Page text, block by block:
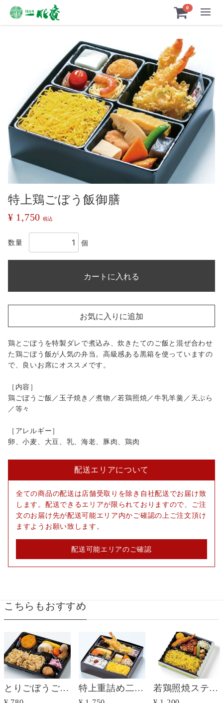
0
特上鶏ごぼう飯御膳
¥ 1,750 税込
数量 個
カートに入れる
お気に入りに追加
鶏とごぼうを特製ダレで煮込み、炊きたてのご飯と混ぜ合わせ
た鶏ごぼう飯が人気の弁当。高級感ある黒箱を使っていますの
で、良いお席にオススメです。
［内容］
鶏ごぼうご飯／玉子焼き／煮物／若鶏照焼／牛乳羊羹／天ぷら
／等々
［アレルギー］
卵、小麦、大豆、乳、海老、豚肉、鶏肉
配送エリアについて
全ての商品の配送は店舗受取りを除き自社配送でお届け致
します。配送できるエリアが限られておりますので、ご注
文のお届け先が配送可能エリア内かご確認の上ご注文頂け
ますようお願い致します。
配送可能エリアのご確認
こちらもおすすめ
とりごぼうご飯プレート 特上重詰め二色御膳 若鶏照焼ステーキ弁当